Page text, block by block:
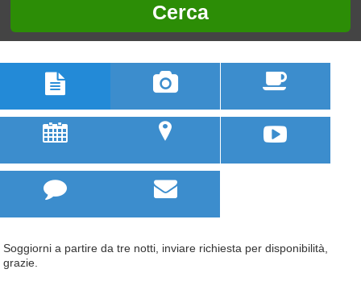
Cerca
  
; u 
 
Soggiorni a partire da tre notti, inviare richiesta per disponibilità,
grazie.